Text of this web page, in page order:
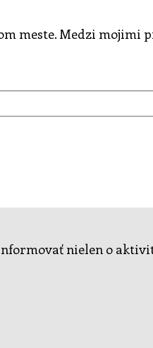
meste. Medzi mojimi
nielen o